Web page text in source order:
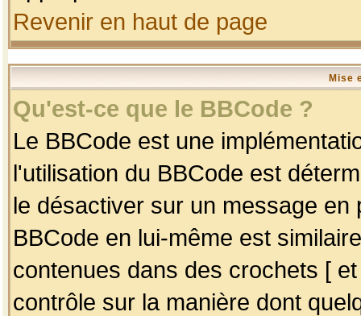
Revenir en haut de page
Mise
Qu'est-ce que le BBCode ?
Le BBCode est une
l'utilisation du BBCode est
le désactiver sur un message
BBCode en lui-même est
contenues dans des crochets [
contrôle sur la manière dont